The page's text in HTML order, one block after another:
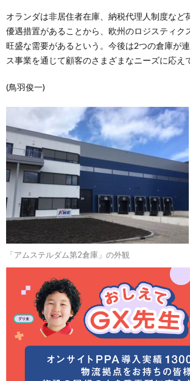
オランダは非居住者在庫、納税代理人制度など
優遇措置があることから、欧州のロジスティク
旺盛な需要があるという。今後は2つの倉庫が
ス事業を通じて顧客のさまざまなニーズに応え
(鳥羽俊一)
「アムステルダム第2倉庫」の外観